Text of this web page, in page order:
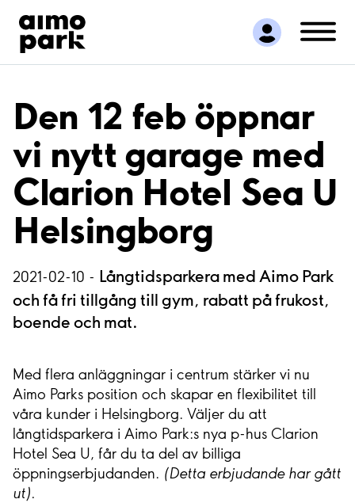
Hitta parkering
Samarbete
Kundservice
Om Aimo Park
Den 12 feb öppnar
vi nytt garage med
Clarion Hotel Sea U
Helsingborg
2021-02-10 - Långtidsparkera med Aimo Park
och få fri tillgång till gym, rabatt på frukost,
boende och mat.
Med flera anläggningar i centrum stärker vi nu
Aimo Parks position och skapar en flexibilitet till
våra kunder i Helsingborg. Väljer du att
långtidsparkera i Aimo Park:s nya p-hus Clarion
Hotel Sea U, får du ta del av billiga
öppningserbjudanden. (Detta erbjudande har gått
ut).